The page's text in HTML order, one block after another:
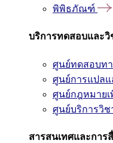
พิพิธภัณฑ์
บริการทดสอบและวิ
ศูนย์ทดสอบท
ศูนย์การแปลแ
ศูนย์กฎหมาย
ศูนย์บริการวิ
สารสนเทศและการ